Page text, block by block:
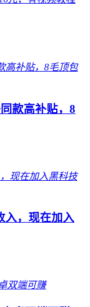
款高补贴，8
入，现在加入